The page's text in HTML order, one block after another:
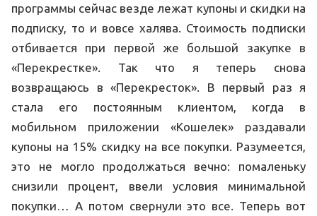
программы сейчас везде лежат купоны и скидки на
подписку, то и вовсе халява. Стоимость подписки
отбивается при первой же большой закупке в
«Перекрестке». Так что я теперь снова
возвращаюсь в «Перекресток». В первый раз я
стала его постоянным клиентом, когда в
мобильном приложении «Кошелек» раздавали
купоны на 15% скидку на все покупки. Разумеется,
это не могло продолжаться вечно: помаленьку
снизили процент, ввели условия минимальной
покупки… А потом свернули это все. Теперь вот